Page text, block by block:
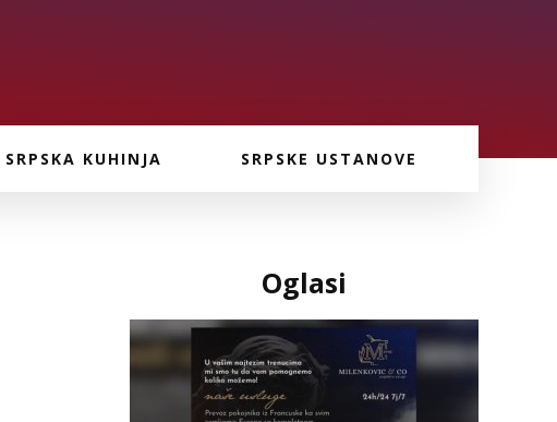
SRPSKA KUHINJA SRPSKE USTANOVE
Oglasi